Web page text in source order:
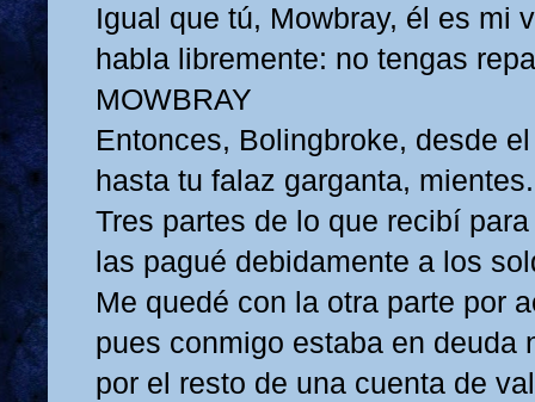
Igual que tú, Mowbray, él es mi
habla libremente: no tengas
MOWBRAY
Entonces, Bolingbroke, desde
hasta tu falaz garganta, mientes.
Tres partes de lo que recibí
las pagué debidamente a los
Me quedé con la otra parte por
pues conmigo estaba en deuda
por el resto de una cuenta de